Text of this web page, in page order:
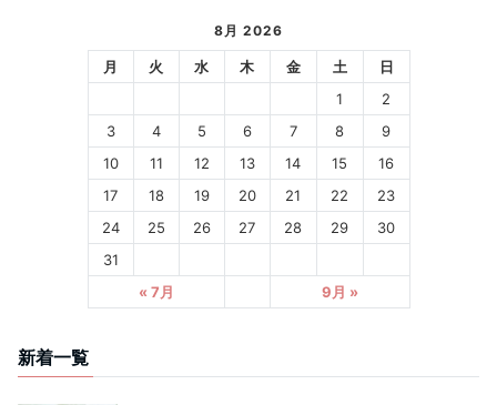
8月 2026
月 火 水 木 金 土
日
1
2
3
4 5 6 7 8
9
10
11 12 13 14 15
16
17
18 19 20 21 22
23
24
25 26 27 28 29
30
31
« 7月
9月 »
新着一覧